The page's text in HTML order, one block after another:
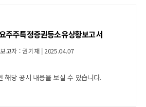
주주특정증권등소유상황보고서
보고자 : 권기재 | 2025.04.07
해당 공시 내용을 보실 수 있습니다.